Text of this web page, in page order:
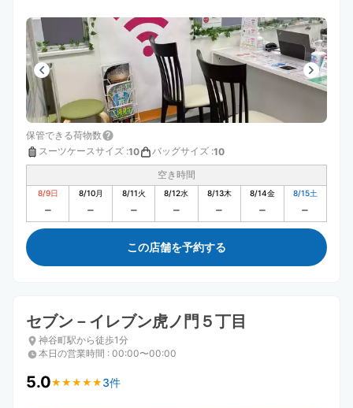
保管できる荷物数
スーツケースサイズ :10 バッグサイズ :10
空き時間
8/9日 8/10月 8/11火 8/12水 8/13木 8/14金 8/15土
この店舗を予約する
セブン－イレブン虎ノ門５丁目
神谷町駅から徒歩1分
本日の営業時間 : 00:00〜00:00
5.0★ ★ ★ ★ ★
★ ★ ★ ★ ★ 3件